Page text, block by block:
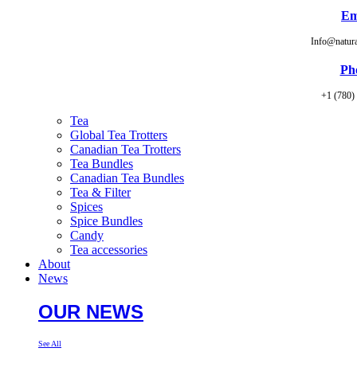
+1 (780)
Tea
Global Tea Trotters
Canadian Tea Trotters
Tea Bundles
Canadian Tea Bundles
Tea & Filter
Spices
Spice Bundles
Candy
Tea accessories
About
News
OUR NEWS
See All